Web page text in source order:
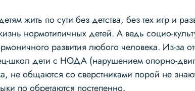
жить по сути без детства, без тех игр и
нормотипичных детей. А ведь социо-
развития любого человека. Из-за
школ дети с НОДА (нарушением опорно-
не общаются со сверстниками порой не
по обретаются постепенно.